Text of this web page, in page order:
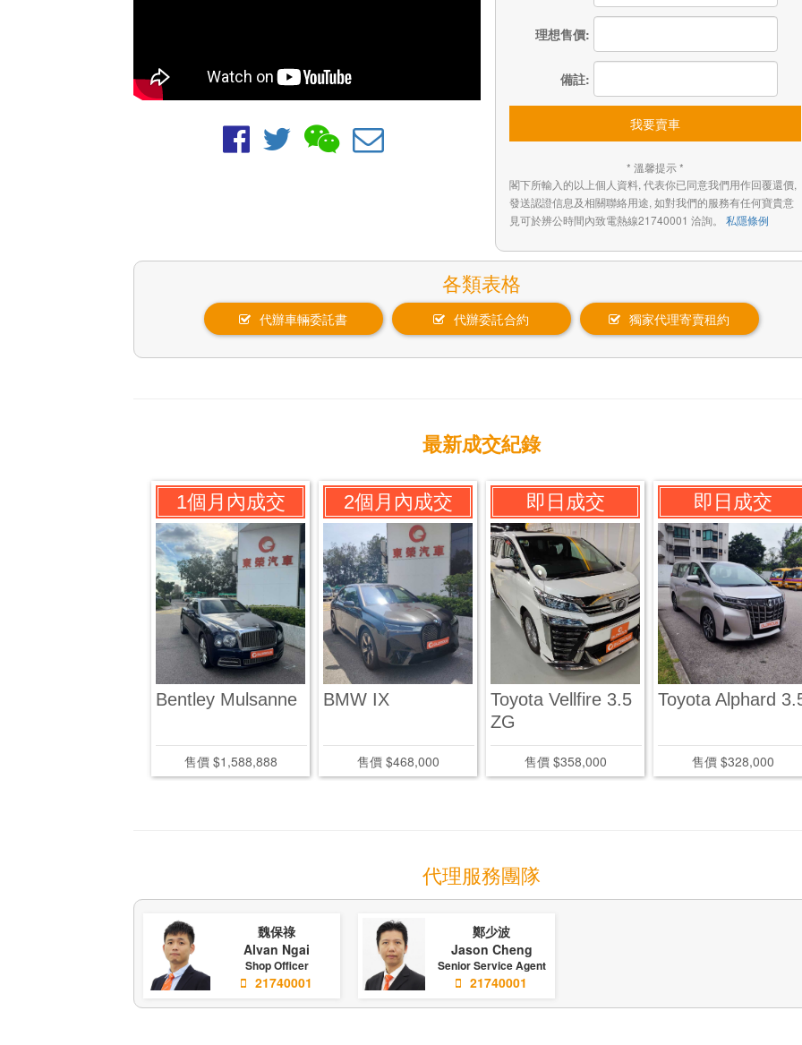
理想售價:
備註:
我要賣車
* 溫馨提示 *
閣下所輸入的以上個人資料, 代表你已同意我們用作回覆還價,
發送認證信息及相關聯絡用途, 如對我們的服務有任何寶貴意
見可於辨公時間內致電熱線21740001 洽詢。
私隱條例
各類表格
代辦車輛委託書 代辦委託合約 獨家代理寄賣租約
最新成交紀錄
1個月內成交
Bentley Mulsanne
售價 $1,588,888
2個月內成交
BMW IX
售價 $468,000
即日成交
Toyota Vellfire 3.5
ZG
售價 $358,000
即日成交
Toyota Alphard
售價 $328,000
代理服務團隊
魏保祿
Alvan Ngai
Shop Officer
21740001
鄭少波
Jason Cheng
Senior Service Agent
21740001